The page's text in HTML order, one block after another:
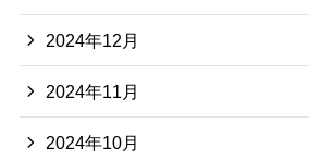
2024年12月
2024年11月
2024年10月